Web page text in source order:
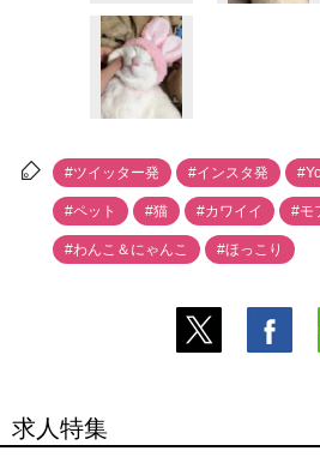
#ツイッター発 #インスタ発
#ペット #猫 #カワイイ #モ
#わんこ＆にゃんこ #ほっこり
求人特集